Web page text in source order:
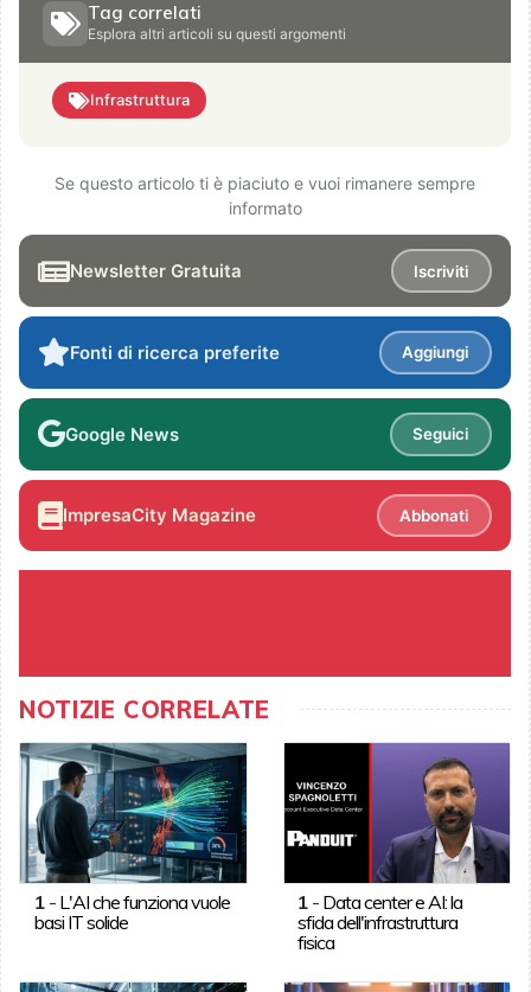
Tag correlati
Esplora altri articoli su questi argomenti
Infrastruttura
Se questo articolo ti è piaciuto e vuoi rimanere sempre
informato
Newsletter Gratuita Iscriviti
Fonti di ricerca preferite Aggiungi
Google News Seguici
ImpresaCity Magazine Abbonati
NOTIZIE CORRELATE
1- L'AI che funziona vuole
basi IT solide
1 - Data center e AI: la
sfida dell'infrastruttura
fisica